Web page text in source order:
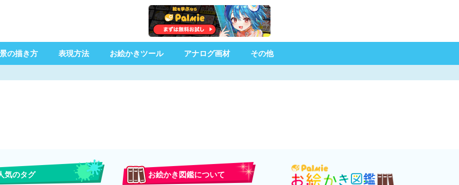
の描き方 表現方法 お絵かきツール アナログ画材 その他
気のタグ お絵かき図鑑について